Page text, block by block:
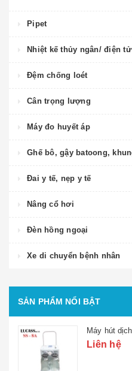
Pipet
Nhiệt kế thủy ngân/ điện tử
Đệm chống loét
Cân trọng lượng
Máy đo huyết áp
Ghế bô, gậy batoong,
Đai y tế, nẹp y tế
Nâng cổ hơi
Đèn hồng ngoại
Xe di chuyển bệnh nhân
SẢN PHẨM NỔI BẬT
Máy hút
Liên hệ